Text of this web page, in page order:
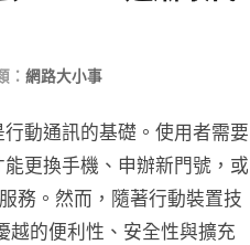
： 網路大小事
動通訊的基礎。使用者需要
更換手機、申辦新門號，或
務。然而，隨著行動裝置技
越的便利性、安全性與擴充